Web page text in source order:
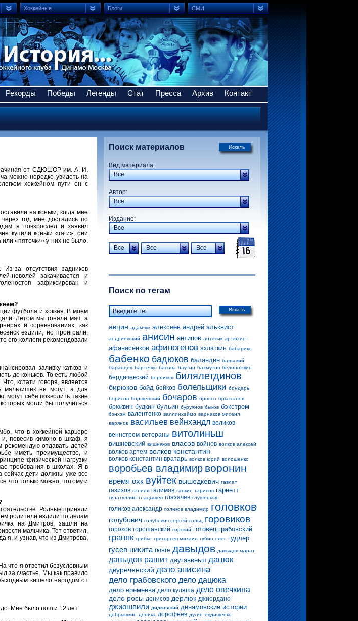
Хоккейные Блоги СМИ
Рекорды Победы Легенды Стат Пресса Архив Контакт
начиная от СДЮШОР им. А. И.
можно нередко увидеть на
хоккейном пути он с
на коньки, когда мне
год мне достались по
я повзрослел и заявил
купили коньки «гаги», они
или «пяточки» у них не было.
за отсутствия задников
неволей закачивается и
зафиксирован и
футбола и хоккея. В моем
Летом мы гоняли мяч, а
и соревнованиях, как
ездили, но проиграли,
его коллеги рекомендовали
заливку катков и
до коньков. То есть любой
кстати говоря, является
не могут, а для
могут себе позволить такие
могли бы получиться
что в хоккейной карьере
повесив кимоно в шкаф, я
отдавать детей
иметь преимущество, и
физической нагрузки
требования в школах. Я в
сейчас дети должны уже все
что только можно, потому и
Родные приняли
родители ездили по делам
на Дмитров, зашли на
мальчика. Тот ответил,
я, и узнав, что из Дмитрова,
что я ответил безусловным
за счастье. Мы как правило
кишело народом от
Мне было почти 12 лет.
Искать
Поиск материалов
Вид материала:
Все
Автор:
Все
Издание:
Все
Все Все Все
Поиск по тегам
Искать
авцин адамчук алексеев андрей альквист
андриевский анисин антипов антосик артюхин
афанасенков афиногенов ахлаткин бабарико
бабенко бадюков баландин бальский
баранцев бартечко басова баутин бахмутов белоножкин
бердичевский берников билялетдинов
бирюков бойд бойков болельщики бондарь
борисов борщевский бочаров броссо брызгалов
брюквин будкин бульин буруянов быков бэкстрем
бэнхэм валентенко валлинхеймо варнаков михаил
варянов васильев вейнхандл великов
веннстрем ветераны витолиньш
вишневский вишняков власов войнов волков алексей
волков артем волков константин
волков константин вратарь волков юрий волошенко
воробьев владимир воронин
время охк вуйтек вышедкевич гавлат
газизов галиев галимов галкин гарипов гарнетт
гизатуллин гладышев глазачев глушенков
голиков александр голиков владимир головков
голубович голубович сергей гольц горовиков
горохов горошанский горский готовец грабовский
граняк грибко григорьев михаил губин олег гудлер
гусев никита гюнге давыдов давыдов марат
давыдов рашит даугавиньш дацюк
двуреченский дело анисина
дело грабовского дело дацюка
дело еремеева дело куляша дело овечкина
дело росы денисов дерлюк джиордано
джиошвили дидковский динамовские истории
добрышкин доника дорофеев дугин евдищенко